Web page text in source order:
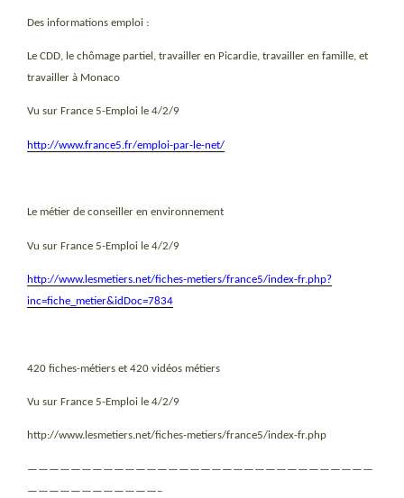
Des informations emploi :
Le CDD, le chômage partiel, travailler en Picardie, travailler en famille, et
travailler à Monaco
Vu sur France 5-Emploi le 4/2/9
http://www.france5.fr/emploi-par-le-net/
Le métier de conseiller en environnement
Vu sur France 5-Emploi le 4/2/9
http://www.lesmetiers.net/fiches-metiers/france5/index-fr.php?
inc=fiche_metier&idDoc=7834
420 fiches-métiers et 420 vidéos métiers
Vu sur France 5-Emploi le 4/2/9
http://www.lesmetiers.net/fiches-metiers/france5/index-fr.php
————————————————————————————————
————————————–